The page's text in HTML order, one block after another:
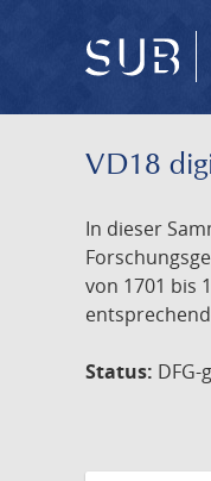
VD18
In dieser
von 1701 bis
Status: